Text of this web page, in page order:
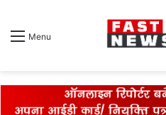
Menu